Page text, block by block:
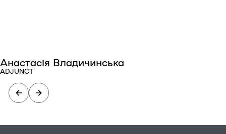
Анастасія Владичинська
ADJUNCT